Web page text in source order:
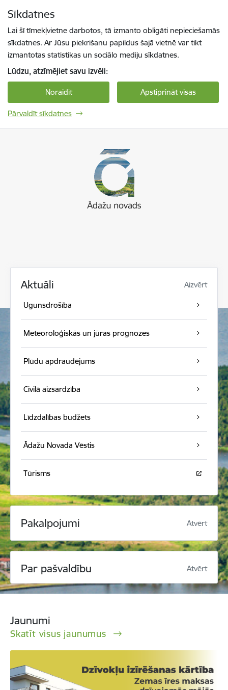
Sīkdatnes
Lai šī tīmekļvietne darbotos, tā izmanto obligāti nepieciešamās
sīkdatnes. Ar Jūsu piekrišanu papildus šajā vietnē var tikt
izmantotas statistikas un sociālo mediju sīkdatnes.
Lūdzu, atzīmējiet savu izvēli:
Noraidīt Apstiprināt visas
Pārvaldīt sīkdatnes
Aktuāli Aizvērt
Ugunsdrošība
Meteoroloģiskās un jūras prognozes
Plūdu apdraudējums
Civilā aizsardzība
Līdzdalības budžets
Ādažu Novada Vēstis
Tūrisms
Pakalpojumi Atvērt
Par pašvaldību Atvērt
Jaunumi
Skatīt visus jaunumus